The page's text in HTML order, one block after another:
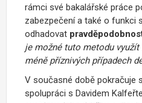
rámci své bakalářské práce
zabezpečení a také o funkci
odhadovat
je možné tuto metodu
méně příznivých případech
V současné době pokračuje
spolupráci s Davidem